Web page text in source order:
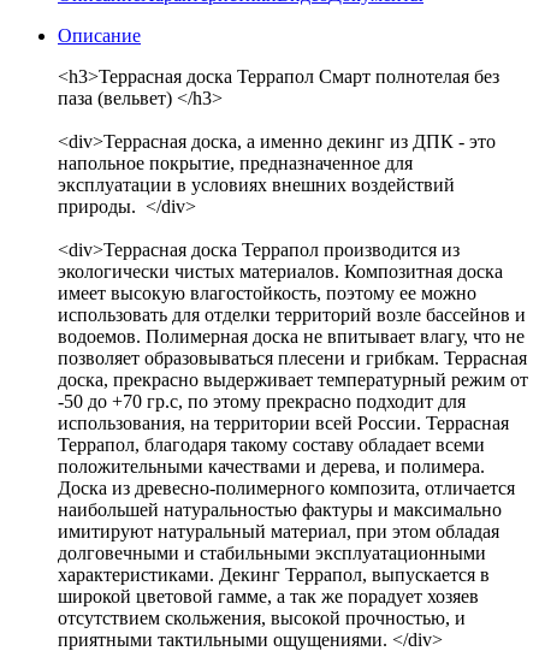
Описание
<h3>Террасная доска Террапол Смарт полнотелая без
паза (вельвет) </h3>
<div>Террасная доска, а именно декинг из ДПК - это
напольное покрытие, предназначенное для
эксплуатации в условиях внешних воздействий
природы. </div>
<div>Террасная доска Террапол производится из
экологически чистых материалов. Композитная доска
имеет высокую влагостойкость, поэтому ее можно
использовать для отделки территорий возле бассейнов и
водоемов. Полимерная доска не впитывает влагу, что не
позволяет образовываться плесени и грибкам. Террасная
доска, прекрасно выдерживает температурный режим от
-50 до +70 гр.с, по этому прекрасно подходит для
использования, на территории всей России. Террасная
Террапол, благодаря такому составу обладает всеми
положительными качествами и дерева, и полимера.
Доска из древесно-полимерного композита, отличается
наибольшей натуральностью фактуры и максимально
имитируют натуральный материал, при этом обладая
долговечными и стабильными эксплуатационными
характеристиками. Декинг Террапол, выпускается в
широкой цветовой гамме, а так же порадует хозяев
отсутствием скольжения, высокой прочностью, и
приятными тактильными ощущениями. </div>